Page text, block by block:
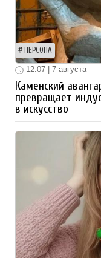
ПЕРСОНА
12:07 | 7 августа
Каменский
превращает
в искусство